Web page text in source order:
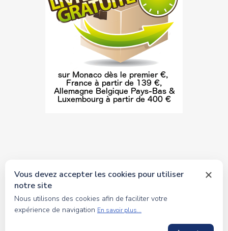
© 2026 tous droits réservés Toyscollection. Réalisation
oceanesoft.com
Vous devez accepter les cookies pour utiliser
notre site
Nous utilisons des cookies afin de faciliter votre
expérience de navigation En savoir plus...